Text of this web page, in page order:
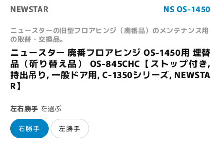
を
開
NEWSTAR NS OS-1450
ニュースターの旧型フロアヒンジ（廃番品）のメンテナンス用
の取替・交換品。
ニュースター 廃番フロアヒンジ OS-1450用 埋替
品（斫り替え品） OS-845CHC【ストップ付き,
持出吊り, 一般ドア用, C-1350シリーズ, NEWSTA
R】
左右勝手 を選ぶ
右勝手 左勝手